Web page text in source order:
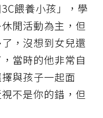
餵養小孩」，學
閒活動為主，但
，沒想到女兒還
當時的他非常自
與孩子一起面
不是你的錯，但